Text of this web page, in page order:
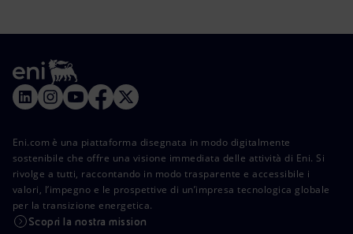
Eni.com è una piattaforma disegnata in modo digitalmente
sostenibile che offre una visione immediata delle attività di Eni. Si
rivolge a tutti, raccontando in modo trasparente e accessibile i
valori, l’impegno e le prospettive di un’impresa tecnologica globale
per la transizione energetica.
Scopri la nostra mission